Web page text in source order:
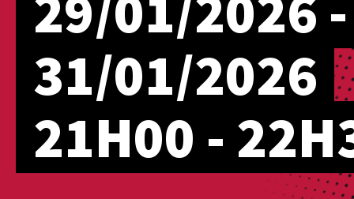
31/01/2026
21H00 -